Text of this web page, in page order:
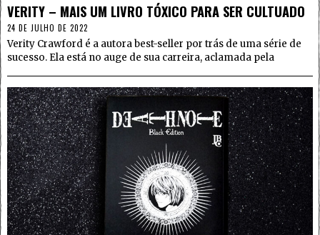
VERITY – MAIS UM LIVRO TÓXICO PARA SER CULTUADO
24 DE JULHO DE 2022
Verity Crawford é a autora best-seller por trás de uma série de
sucesso. Ela está no auge de sua carreira, aclamada pela